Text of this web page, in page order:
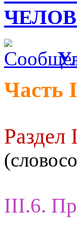
Часть
III.6.